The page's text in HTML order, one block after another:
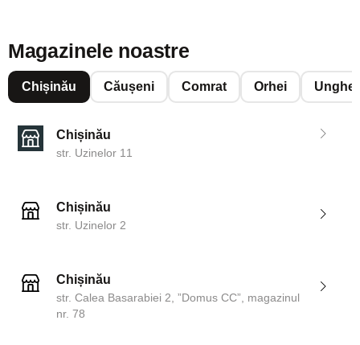
Magazinele noastre
Chișinău Căușeni Comrat Orhei
Chișinău
str. Uzinelor 11
Chișinău
str. Uzinelor 2
Chișinău
str. Calea Basarabiei 2, ”Domus CC”, magazinul
nr. 78